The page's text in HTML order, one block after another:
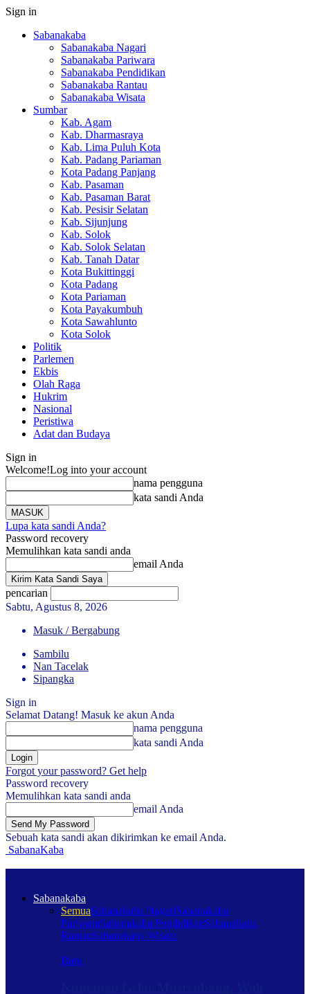
Sign in
Sabanakaba
Sabanakaba Nagari
Sabanakaba Pariwara
Sabanakaba Pendidikan
Sabanakaba Rantau
Sabanakaba Wisata
Sumbar
Kab. Agam
Kab. Dharmasraya
Kab. Lima Puluh Kota
Kab. Padang Pariaman
Kota Padang Panjang
Kab. Pasaman
Kab. Pasaman Barat
Kab. Pesisir Selatan
Kab. Sijunjung
Kab. Solok
Kab. Solok Selatan
Kab. Tanah Datar
Kota Bukittinggi
Kota Padang
Kota Pariaman
Kota Payakumbuh
Kota Sawahlunto
Kota Solok
Politik
Parlemen
Ekbis
Olah Raga
Hukrim
Nasional
Peristiwa
Adat dan Budaya
Sign in
Welcome!Log into your account
nama pengguna
kata sandi Anda
Lupa kata sandi Anda?
Password recovery
Memulihkan kata sandi anda
email Anda
pencarian
Sabtu, Agustus 8, 2026
Masuk / Bergabung
Sambilu
Nan Tacelak
Sipangka
Sign in
Selamat Datang! Masuk ke akun Anda
nama pengguna
kata sandi Anda
Forgot your password? Get help
Password recovery
Memulihkan kata sandi anda
email Anda
Sebuah kata sandi akan dikirimkan ke email Anda.
SabanaKaba
Sabanakaba
SemuaSabanakaba NagariSabanakaba
PariwaraSabanakaba PendidikanSabanakaba
RantauSabanakaba Wisata
Baru